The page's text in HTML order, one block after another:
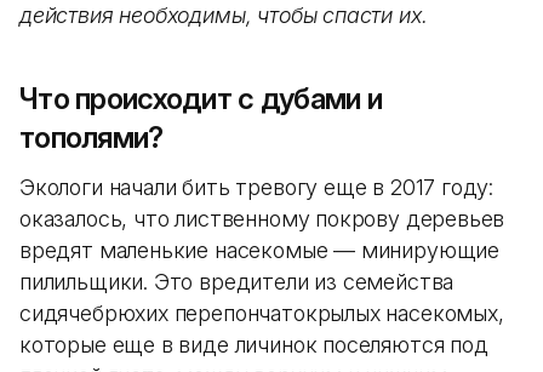
действия необходимы, чтобы спасти их.
Что происходит с дубами и
тополями?
Экологи начали бить тревогу еще в 2017 году:
оказалось, что лиственному покрову деревьев
вредят маленькие насекомые — минирующие
пилильщики. Это вредители из семейства
сидячебрюхих перепончатокрылых насекомых,
которые еще в виде личинок поселяются под